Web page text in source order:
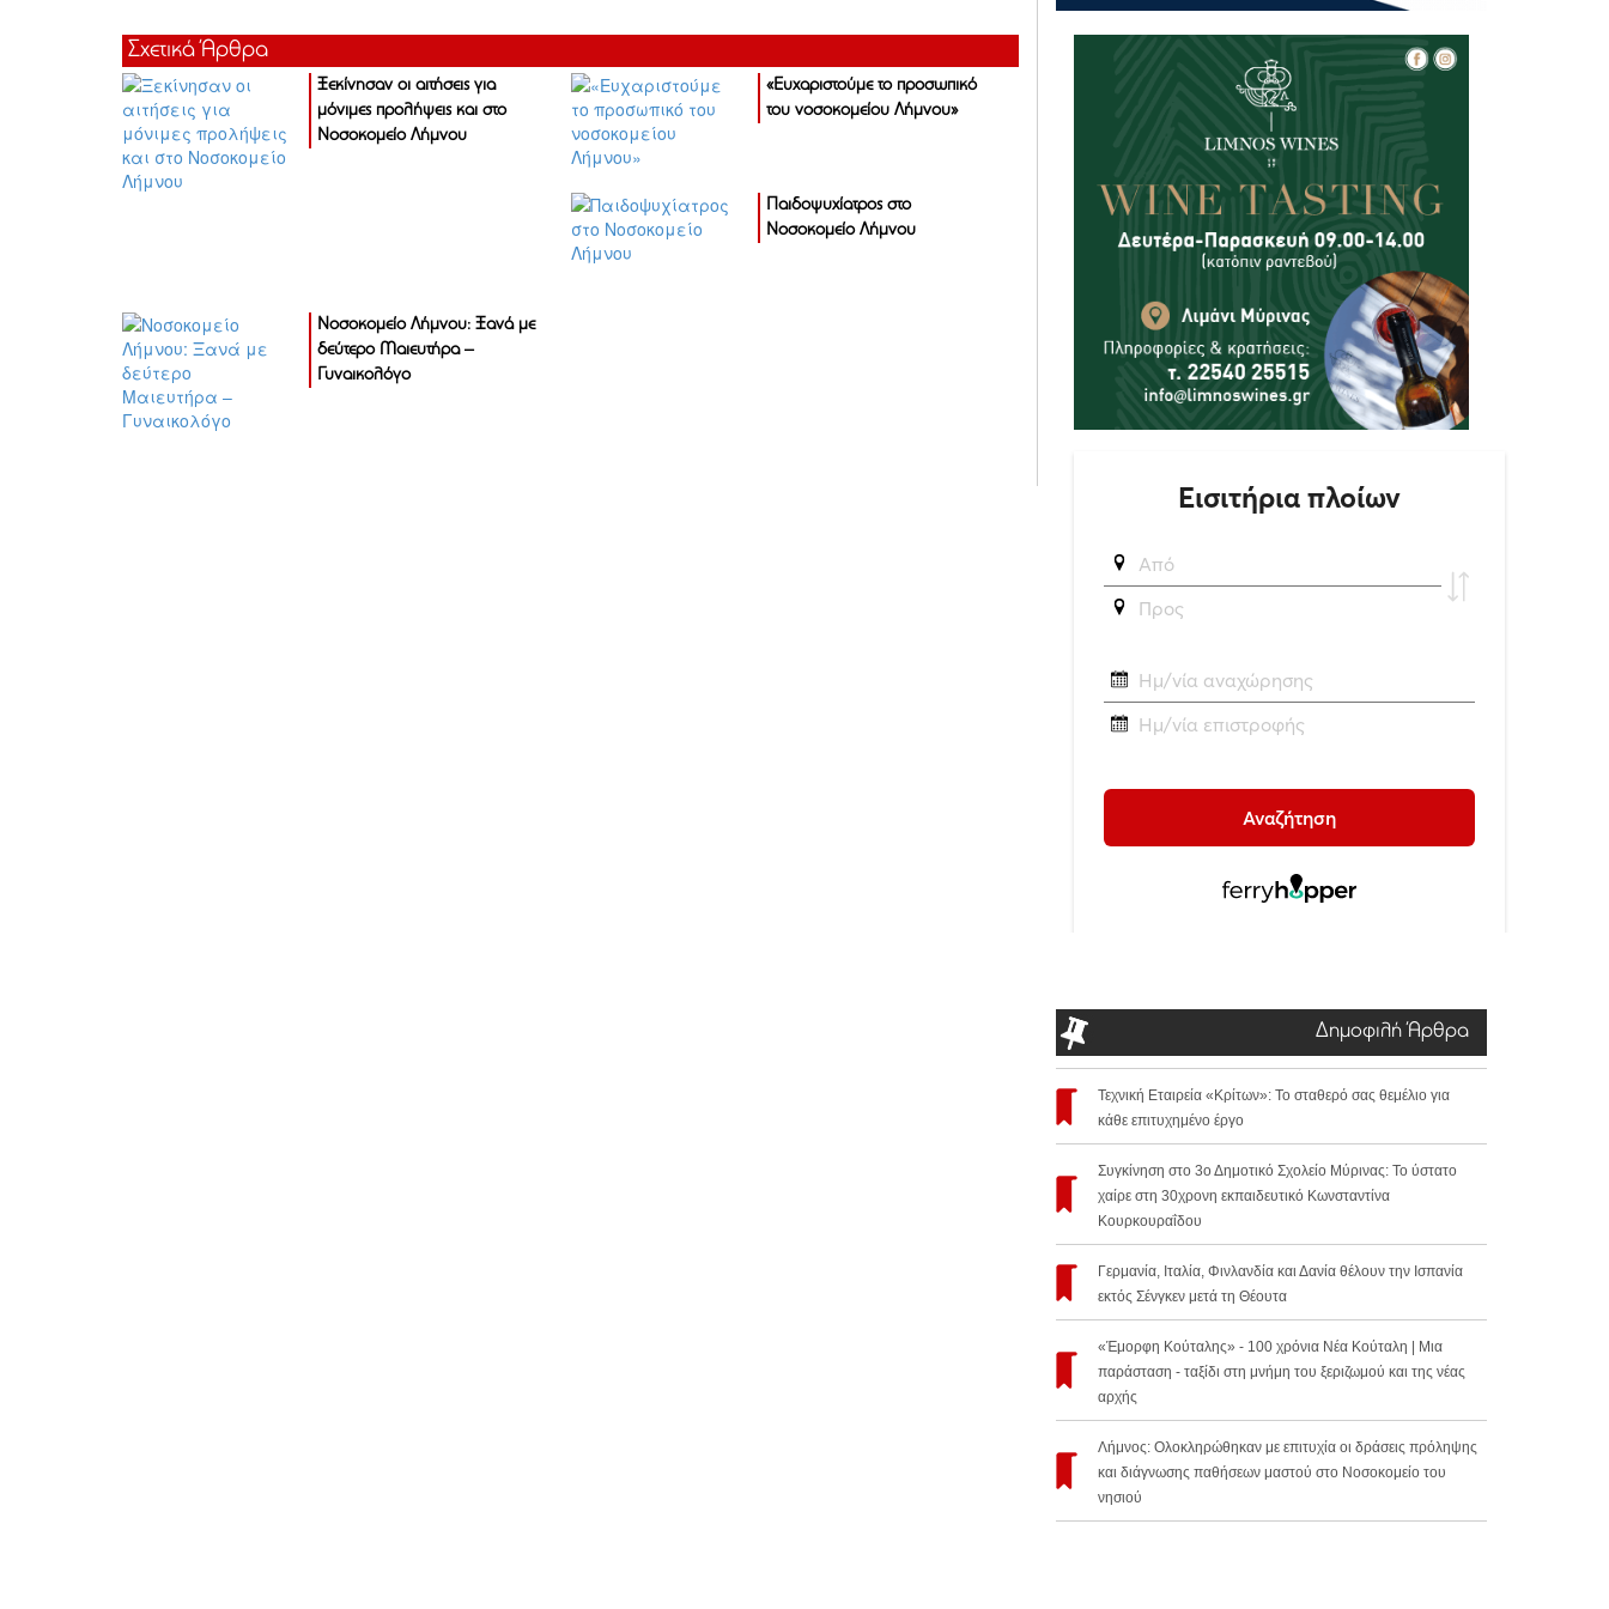
Σχετικά Άρθρα
Ξεκίνησαν οι αιτήσεις για
μόνιμες προλήψεις και στο
Νοσοκομείο Λήμνου
«Ευχαριστούμε το προσωπικό
του νοσοκομείου Λήμνου»
Παιδοψυχίατρος στο
Νοσοκομείο Λήμνου
Νοσοκομείο Λήμνου: Ξανά με
δεύτερο Μαιευτήρα –
Γυναικολόγο
Δημοφιλή Άρθρα
Τεχνική Εταιρεία «Κρίτων»: Το σταθερό σας θεμέλιο για
κάθε επιτυχημένο έργο
Συγκίνηση στο 3ο Δημοτικό Σχολείο Μύρινας: Το ύστατο
χαίρε στη 30χρονη εκπαιδευτικό Κωνσταντίνα
Κουρκουραΐδου
Γερμανία, Ιταλία, Φινλανδία και Δανία θέλουν την Ισπανία
εκτός Σένγκεν μετά τη Θέουτα
«Έμορφη Κούταλης» - 100 χρόνια Νέα Κούταλη | Μια
παράσταση - ταξίδι στη μνήμη του ξεριζωμού και της νέας
αρχής
Λήμνος: Ολοκληρώθηκαν με επιτυχία οι δράσεις πρόληψης
και διάγνωσης παθήσεων μαστού στο Νοσοκομείο του
νησιού